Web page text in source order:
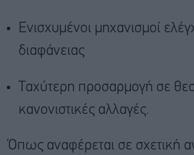
Ενισχυμένοι μηχανισμοί
διαφάνειας
Ταχύτερη προσαρμογή σε
κανονιστικές αλλαγές.
Όπως αναφέρεται σε σχετική